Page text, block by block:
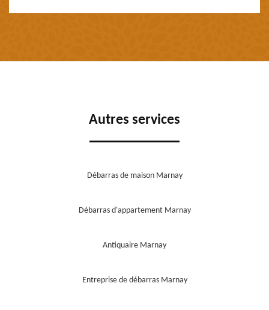
Autres services
Débarras de maison Marnay
Débarras d'appartement Marnay
Antiquaire Marnay
Entreprise de débarras Marnay